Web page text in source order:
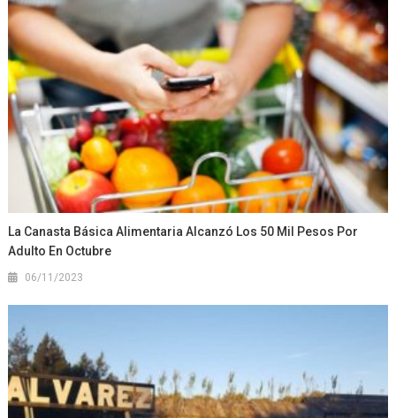
La Canasta Básica Alimentaria Alcanzó Los 50 Mil Pesos Por
Adulto En Octubre
06/11/2023